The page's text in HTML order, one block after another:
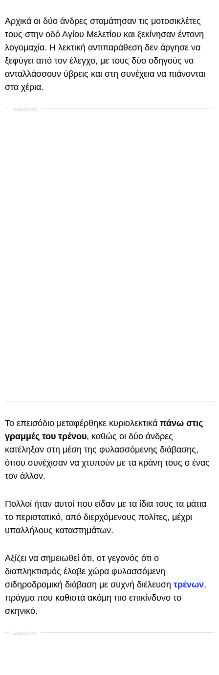
Αρχικά οι δύο άνδρες σταμάτησαν τις μοτοσικλέτες
τους στην οδό Αγίου Μελετίου και ξεκίνησαν έντονη
λογομαχία. Η λεκτική αντιπαράθεση δεν άργησε να
ξεφύγει από τον έλεγχο, με τους δύο οδηγούς να
ανταλλάσσουν ύβρεις και στη συνέχεια να πιάνονται
στα χέρια.
Το επεισόδιο μεταφέρθηκε κυριολεκτικά πάνω στις
γραμμές του τρένου, καθώς οι δύο άνδρες
κατέληξαν στη μέση της φυλασσόμενης διάβασης,
όπου συνέχισαν να χτυπούν με τα κράνη τους ο ένας
τον άλλον.
Πολλοί ήταν αυτοί που είδαν με τα ίδια τους τα μάτια
το περιστατικό, από διερχόμενους πολίτες, μέχρι
υπαλλήλους καταστημάτων.
Αξίζει να σημειωθεί ότι, οτ γεγονός ότι ο
διαπληκτισμός έλαβε χώρα φυλασσόμενη
σιδηροδρομική διάβαση με συχνή διέλευση τρένων,
πράγμα που καθιστά ακόμη πιο επικίνδυνο το
σκηνικό.